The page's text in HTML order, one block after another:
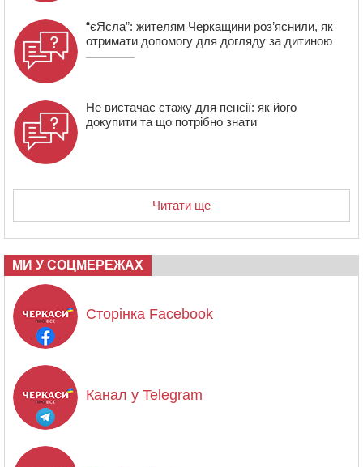
“єЯсла”: жителям Черкащини роз’яснили, як
отримати допомогу для догляду за дитиною
Не вистачає стажу для пенсії: як його
докупити та що потрібно знати
Читати ще
МИ У СОЦМЕРЕЖАХ
Сторінка Facebook
Канал у Telegram